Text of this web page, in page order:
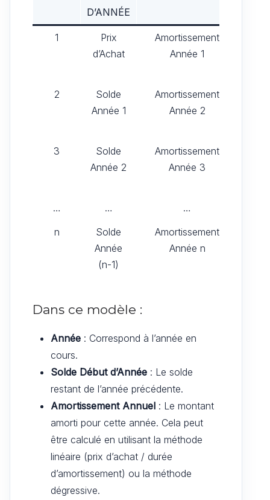
D’ANNÉE
1
Prix
d’Achat
Amortissement
Année 1
2
Solde
Année 1
Amortissement
Année 2
3
Solde
Année 2
Amortissement
Année 3
… …
…
n
Solde
Année
(n-1)
Amortissement
Année n
Dans ce modèle :
Année : Correspond à l’année en
cours.
Solde Début d’Année : Le solde
restant de l’année précédente.
Amortissement Annuel : Le montant
amorti pour cette année. Cela peut
être calculé en utilisant la méthode
linéaire (prix d’achat / durée
d’amortissement) ou la méthode
dégressive.